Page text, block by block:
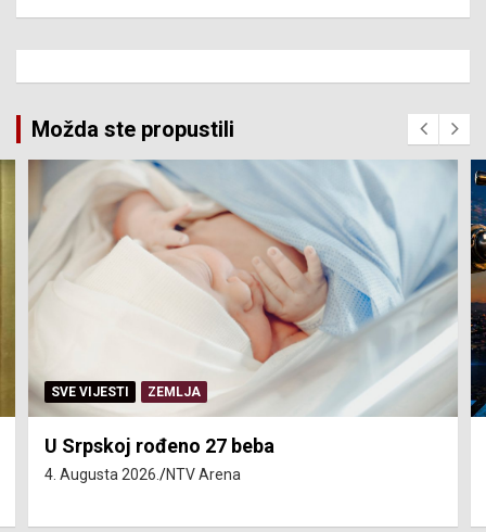
Možda ste propustili
SERVISNE INFORMACIJE
Isključenja vode – utorak 4. avgust
4. Augusta 2026. NTV Arena